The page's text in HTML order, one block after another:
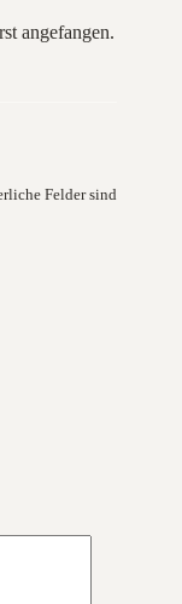
angefangen.
Felder sind